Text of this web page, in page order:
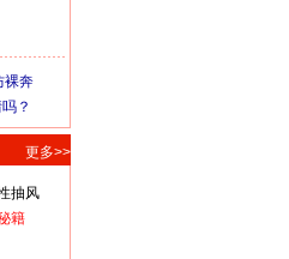
裸奔
？
更多>>
抽风
籍